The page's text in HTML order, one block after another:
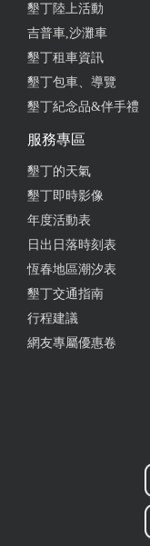
墾丁陸上活動
吉普車,沙灘車
墾丁租車資訊
墾丁包車、導覽
墾丁紀念品&伴手禮
服務專區
墾丁的天氣
墾丁即時影像
年度活動表
日出日落時刻表
恆春地區潮汐表
墾丁交通指南
行程建議
網友專屬優惠卷